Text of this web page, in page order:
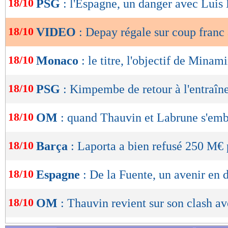
de
OK
18/10 PSG : l'Espagne, un danger avec Luis
18/10 VIDEO : Depay régale sur coup
18/10 Monaco : le titre, l'objectif de
18/10 PSG : Kimpembe de retour à
18/10 OM : quand Thauvin et Labrune
18/10 Barça : Laporta a bien refusé 250 M€
18/10 Espagne : De la Fuente, un avenir en
18/10 OM : Thauvin revient sur son clash